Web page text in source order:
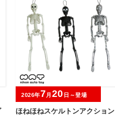
ほねほねスケルトンアクション
2026年7 月 20 日～登場